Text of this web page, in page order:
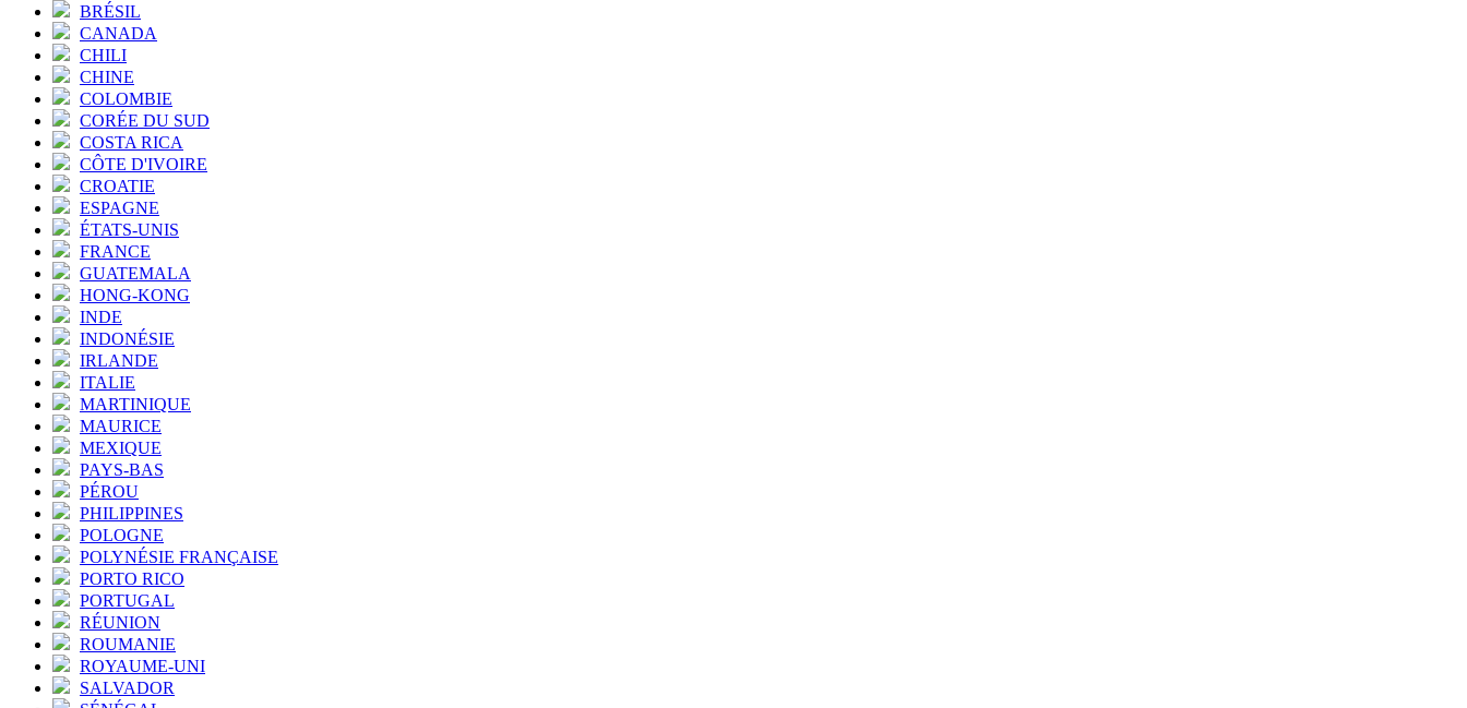
BRÉSIL
CANADA
CHILI
CHINE
COLOMBIE
CORÉE DU SUD
COSTA RICA
CÔTE D'IVOIRE
CROATIE
ESPAGNE
ÉTATS-UNIS
FRANCE
GUATEMALA
HONG-KONG
INDE
INDONÉSIE
IRLANDE
ITALIE
MARTINIQUE
MAURICE
MEXIQUE
PAYS-BAS
PÉROU
PHILIPPINES
POLOGNE
POLYNÉSIE FRANÇAISE
PORTO RICO
PORTUGAL
RÉUNION
ROUMANIE
ROYAUME-UNI
SALVADOR